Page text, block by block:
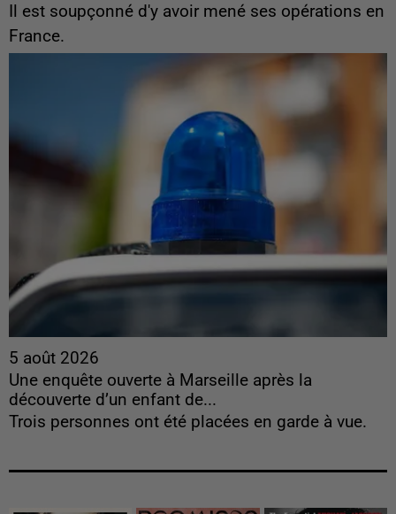
Il est soupçonné d'y avoir mené ses opérations en
France.
5 août 2026
Une enquête ouverte à Marseille après la
découverte d’un enfant de...
Trois personnes ont été placées en garde à vue.